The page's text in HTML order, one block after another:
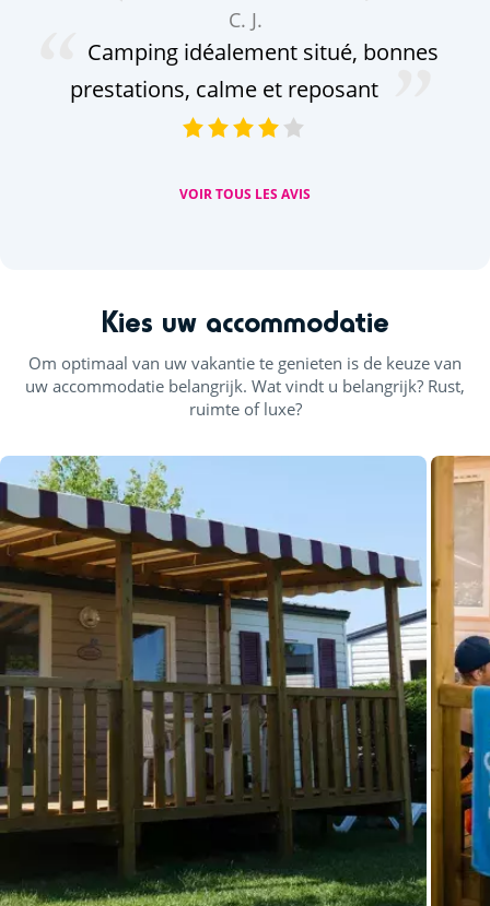
C. J.
Camping idéalement situé, bonnes
prestations, calme et reposant
VOIR TOUS LES AVIS
Kies uw accommodatie
Om optimaal van uw vakantie te genieten is de keuze van
uw accommodatie belangrijk. Wat vindt u belangrijk? Rust,
ruimte of luxe?